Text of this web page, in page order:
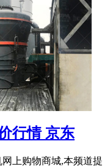
行情 京东
上购物商城,本频道提